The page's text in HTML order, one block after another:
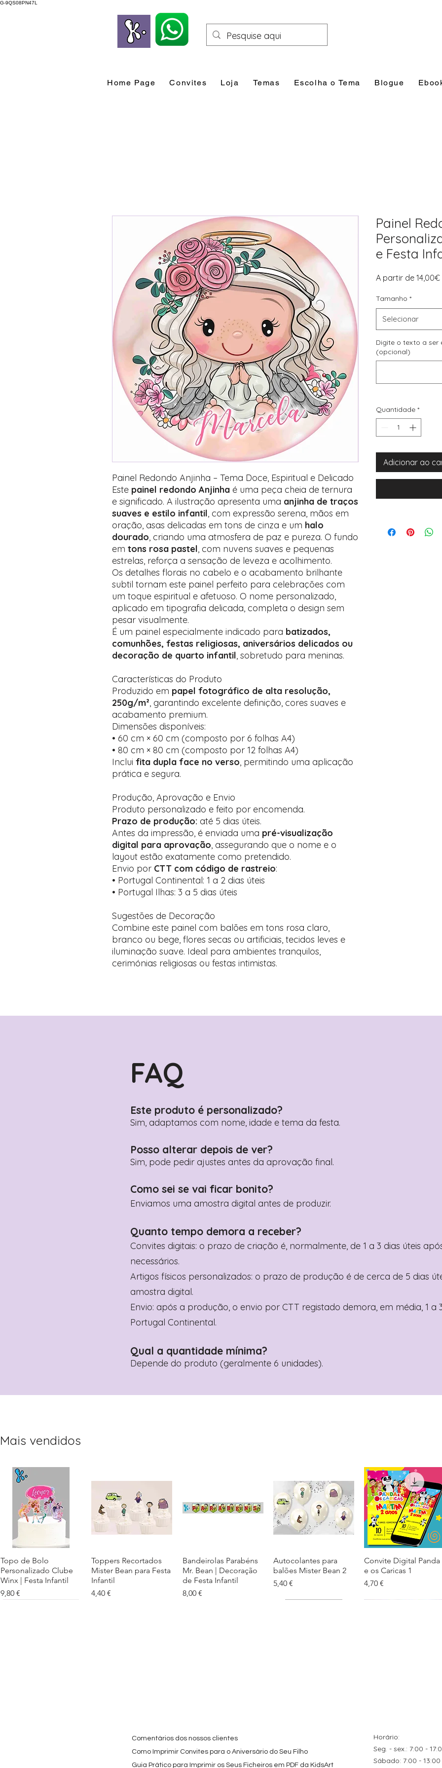
G-9QS08PN47L
Home Page Convites Loja Temas Escolha o Tema Blogue
Painel Redondo Anjinha – Tema Doce, Espiritual e Delicado
Este painel redondo Anjinha é uma peça cheia de ternura
e significado. A ilustração apresenta uma anjinha de traços
suaves e estilo infantil, com expressão serena, mãos em
oração, asas delicadas em tons de cinza e um halo
dourado, criando uma atmosfera de paz e pureza. O fundo
em tons rosa pastel, com nuvens suaves e pequenas
estrelas, reforça a sensação de leveza e acolhimento.
Os detalhes florais no cabelo e o acabamento brilhante
subtil tornam este painel perfeito para celebrações com
um toque espiritual e afetuoso. O nome personalizado,
aplicado em tipografia delicada, completa o design sem
pesar visualmente.
É um painel especialmente indicado para batizados,
comunhões, festas religiosas, aniversários delicados ou
decoração de quarto infantil, sobretudo para meninas.
Características do Produto
Produzido em papel fotográfico de alta resolução,
250g/m², garantindo excelente definição, cores suaves e
acabamento premium.
Dimensões disponíveis:
• 60 cm × 60 cm (composto por 6 folhas A4)
• 80 cm × 80 cm (composto por 12 folhas A4)
Inclui fita dupla face no verso, permitindo uma aplicação
prática e segura.
Produção, Aprovação e Envio
Produto personalizado e feito por encomenda.
Prazo de produção: até 5 dias úteis.
Antes da impressão, é enviada uma pré-visualização
digital para aprovação, assegurando que o nome e o
layout estão exatamente como pretendido.
Envio por CTT com código de rastreio:
• Portugal Continental: 1 a 2 dias úteis
• Portugal Ilhas: 3 a 5 dias úteis
Sugestões de Decoração
Combine este painel com balões em tons rosa claro,
branco ou bege, flores secas ou artificiais, tecidos leves e
iluminação suave. Ideal para ambientes tranquilos,
cerimónias religiosas ou festas intimistas.
Painel
e Festa
A partir de 14,00€
Tamanho *
Selecionar
Digite o texto a ser
(opcional)
Quantidade *
Adicionar ao
FAQ
Este produto é personalizado?
Sim, adaptamos com nome, idade e tema da festa.
Posso alterar depois de ver?
Sim, pode pedir ajustes antes da aprovação final.
Como sei se vai ficar bonito?
Enviamos uma amostra digital antes de produzir.
Quanto tempo demora a receber?
Convites digitais: o prazo de criação é, normalmente, de 1 a 3 dias úteis
necessários.
Artigos físicos personalizados: o prazo de produção é de cerca de 5 dias
amostra digital.
Envio: após a produção, o envio por CTT registado demora, em média, 1 a
Portugal Continental.
Qual a quantidade mínima?
Depende do produto (geralmente 6 unidades).
Mais vendidos
Visualização rápida
Topo de Bolo
Personalizado Clube
Winx | Festa Infantil
Preço
9,80 €
Visualização rápida
Toppers Recortados
Mister Bean para Festa
Infantil
Preço
4,40 €
Visualização rápida
Bandeirolas Parabéns
Mr. Bean | Decoração
de Festa Infantil
Preço
8,00 €
Visualização rápida
Autocolantes para
balões Mister Bean 2
Preço
5,40 €
Visualização rápida
Convite Digital Panda
e os Caricas 1
Preço
4,70 €
Preço
4,40 €
Comentários dos nossos clientes
Como Imprimir Convites para o Aniversário do Seu Filho
Guia Prático para Imprimir os Seus Ficheiros em PDF da KidsArt
Horário:
Seg. - sex.: 7:00 -
​​Sábado: 7:00 - 13:00